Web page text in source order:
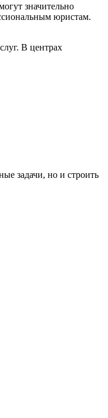
значительно
юристам.
В центрах
задачи, но и строить